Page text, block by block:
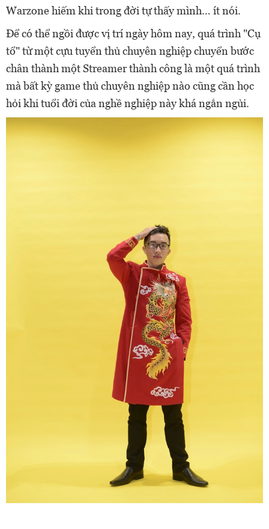
Warzone hiếm khi trong đời tự thấy mình… ít nói.
Để có thể ngồi được vị trí ngày hôm nay, quá trình "Cụ
tổ" từ một cựu tuyển thủ chuyên nghiệp chuyển bước
chân thành một Streamer thành công là một quá trình
mà bất kỳ game thủ chuyên nghiệp nào cũng cần học
hỏi khi tuổi đời của nghề nghiệp này khá ngắn ngủi.